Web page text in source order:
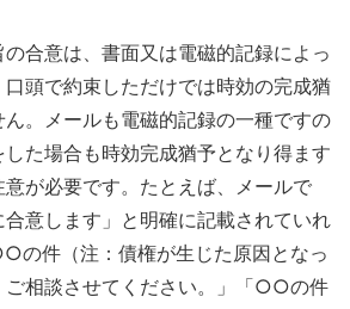
合意は、書面又は電磁的記録によっ
頭で約束しただけでは時効の完成猶
。メールも電磁的記録の一種ですの
た場合も時効完成猶予となり得ます
が必要です。たとえば、メールで
合意します」と明確に記載されていれ
の件（注：債権が生じた原因となっ
ご相談させてください。」「○○の件